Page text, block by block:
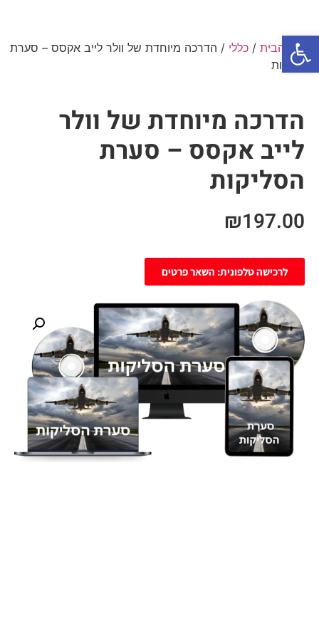
פתח סרגל נגישות
עמוד הבית / כללי / הדרכה מיוחדת של וולר לייב אקסס – סערת
הסליקות
הדרכה מיוחדת של וולר
לייב אקסס – סערת
הסליקות
₪197.00
לרכישה טלפונית: השאר פרטים